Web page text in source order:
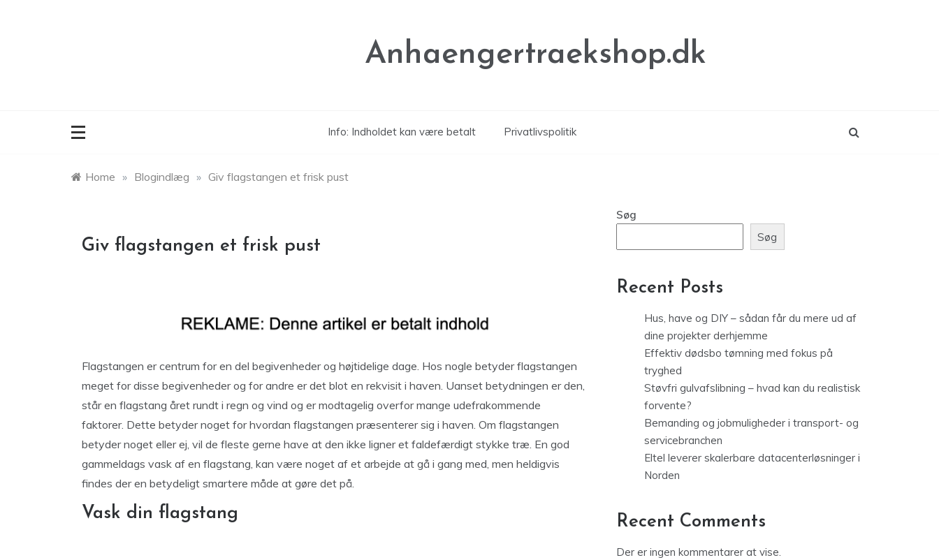
Anhaengertraekshop.dk
Info: Indholdet kan være betalt Privatlivspolitik
Home » Blogindlæg » Giv flagstangen et frisk pust
Giv flagstangen et frisk pust
Flagstangen er centrum for en del begivenheder og højtidelige dage. Hos nogle betyder flagstangen
meget for disse begivenheder og for andre er det blot en rekvisit i haven. Uanset betydningen er den,
står en flagstang året rundt i regn og vind og er modtagelig overfor mange udefrakommende
faktorer. Dette betyder noget for hvordan flagstangen præsenterer sig i haven. Om flagstangen
betyder noget eller ej, vil de fleste gerne have at den ikke ligner et faldefærdigt stykke træ. En god
gammeldags vask af en flagstang, kan være noget af et arbejde at gå i gang med, men heldigvis
findes der en betydeligt smartere måde at gøre det på.
Vask din flagstang
Søg
Søg
Recent Posts
Hus, have og DIY – sådan får du mere ud af
dine projekter derhjemme
Effektiv dødsbo tømning med fokus på
tryghed
Støvfri gulvafslibning – hvad kan du realistisk
forvente?
Bemanding og jobmuligheder i transport- og
servicebranchen
Eltel leverer skalerbare datacenterløsninger i
Norden
Recent Comments
Der er ingen kommentarer at vise.